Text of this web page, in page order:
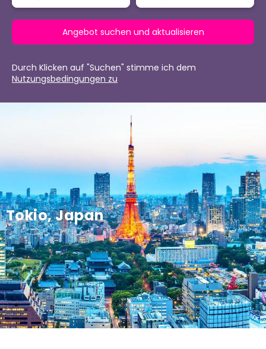
Tokio, Japan
Angebot suchen und aktualisieren
Durch Klicken auf "Suchen" stimme ich dem
Nutzungsbedingungen zu